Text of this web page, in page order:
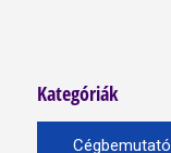
Kategóriák
Cégbemutató